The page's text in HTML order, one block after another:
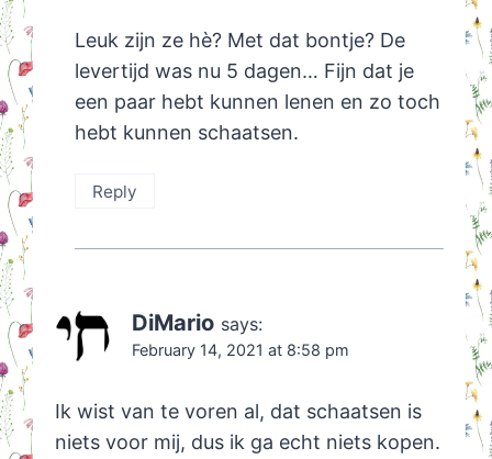
Leuk zijn ze hè? Met dat bontje? De
levertijd was nu 5 dagen… Fijn dat je
een paar hebt kunnen lenen en zo toch
hebt kunnen schaatsen.
Reply
DiMario says:
February 14, 2021 at 8:58 pm
Ik wist van te voren al, dat schaatsen is
niets voor mij, dus ik ga echt niets kopen.